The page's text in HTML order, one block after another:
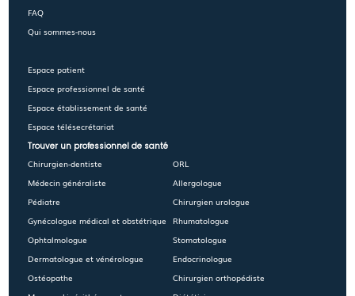
FAQ
Qui sommes-nous
Espace patient
Espace professionnel de santé
Espace établissement de santé
Espace télésecrétariat
Trouver un professionnel de santé
Chirurgien-dentiste
Médecin généraliste
Pédiatre
Gynécologue médical et obstétrique
Ophtalmologue
Dermatologue et vénérologue
Ostéopathe
ORL
Allergologue
Chirurgien urologue
Rhumatologue
Stomatologue
Endocrinologue
Chirurgien orthopédiste